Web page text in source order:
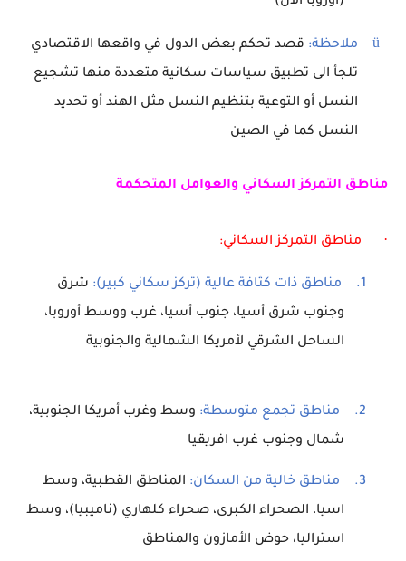
ü ملاحظة: قصد تحكم بعض الدول في واقعها الاقتصادي
تلجأ الى تطبيق سياسات سكانية متعددة منها تشجيع
النسل أو التوعية بتنظيم النسل مثل الهند أو تحديد
النسل كما في الصين
مناطق التمركز السكاني والعوامل المتحكمة
· مناطق التمركز السكاني:
1. مناطق ذات كثافة عالية (تركز سكاني كبير): شرق
وجنوب شرق أسيا، جنوب أسيا، غرب ووسط أوروبا،
الساحل الشرقي لأمريكا الشمالية والجنوبية
2. مناطق تجمع متوسطة: وسط وغرب أمريكا الجنوبية،
شمال وجنوب غرب افريقيا
3. مناطق خالية من السكان: المناطق القطبية، وسط
اسيا، الصحراء الكبرى، صحراء كلهاري (ناميبيا)، وسط
استراليا، حوض الأمازون والمناطق